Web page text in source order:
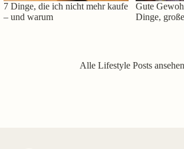
7 Dinge, die ich nicht mehr kaufe
– und warum
Gute
Dinge,
Alle Lifestyle Posts ansehen